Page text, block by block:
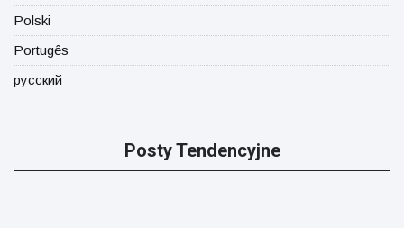
Polski
Portugês
русский
Posty Tendencyjne